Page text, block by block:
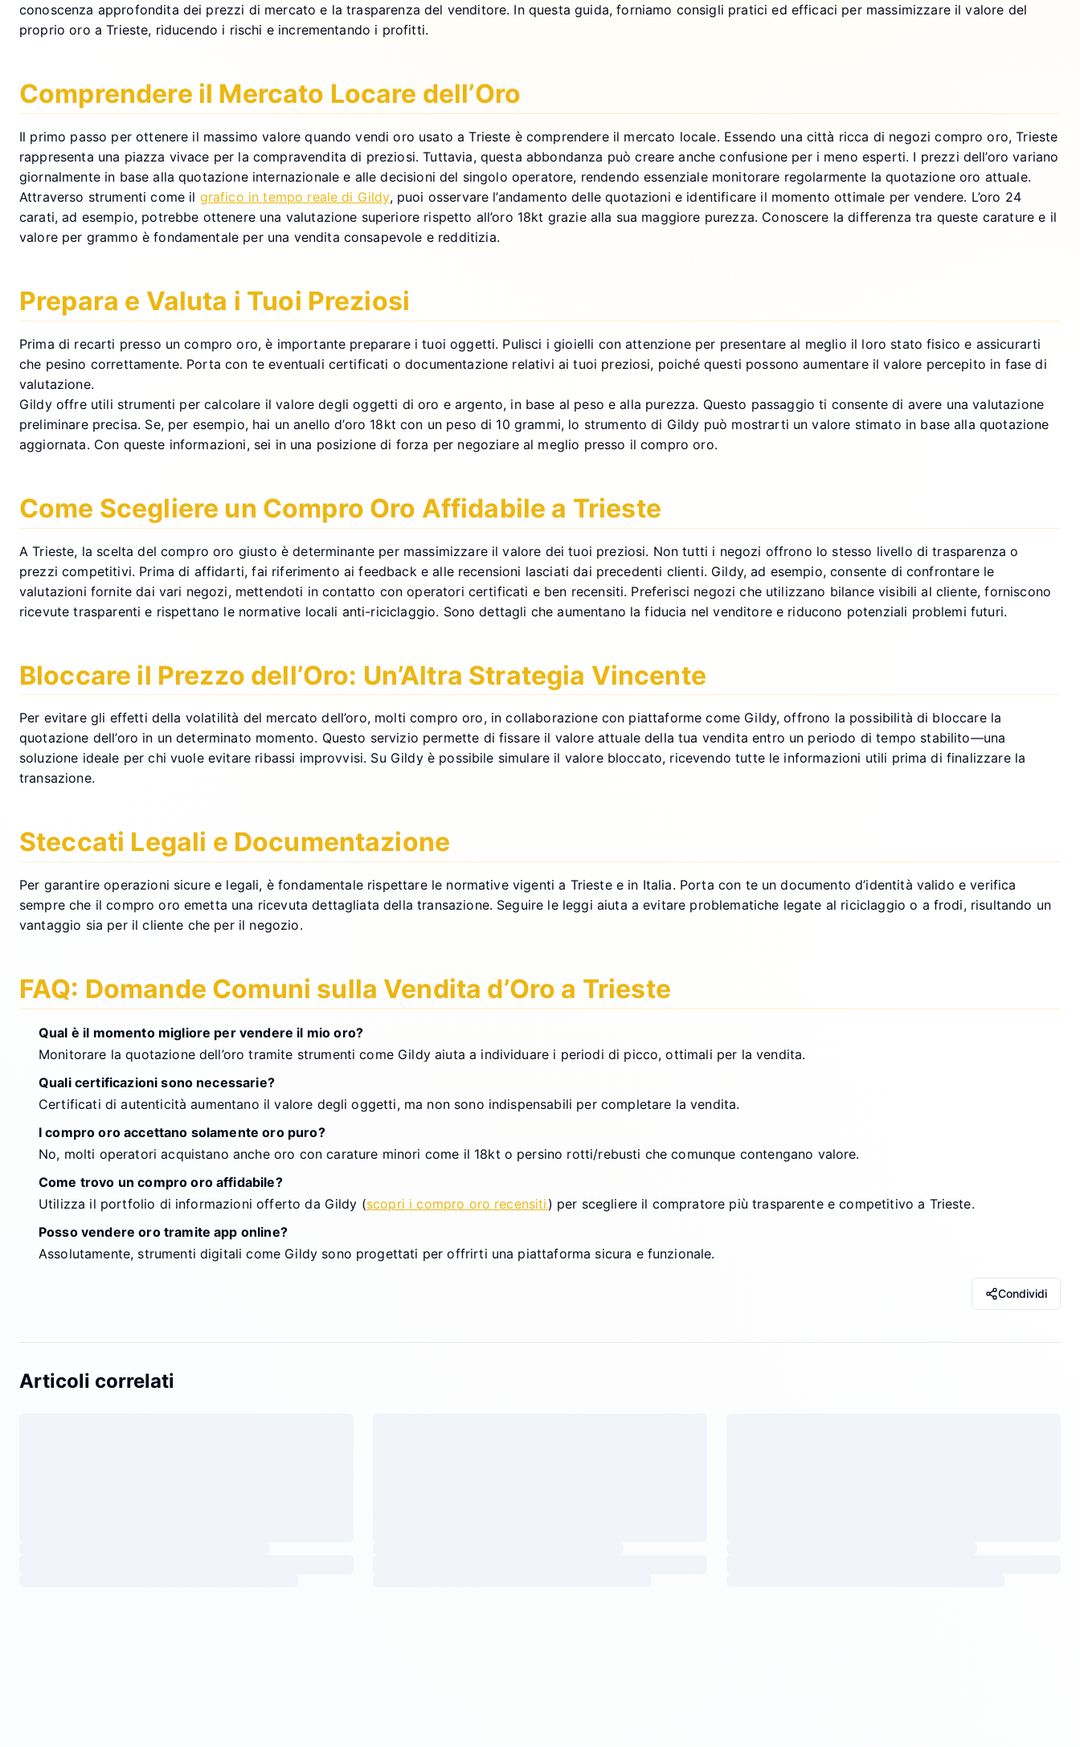
conoscenza approfondita dei prezzi di mercato e la trasparenza del venditore. In questa guida, forniamo consigli pratici ed efficaci per massimizzare il valore del
proprio oro a Trieste, riducendo i rischi e incrementando i profitti.
Comprendere il Mercato Locare dell’Oro
Il primo passo per ottenere il massimo valore quando vendi oro usato a Trieste è comprendere il mercato locale. Essendo una città ricca di negozi compro oro, Trieste
rappresenta una piazza vivace per la compravendita di preziosi. Tuttavia, questa abbondanza può creare anche confusione per i meno esperti. I prezzi dell’oro variano
giornalmente in base alla quotazione internazionale e alle decisioni del singolo operatore, rendendo essenziale monitorare regolarmente la quotazione oro attuale.
Attraverso strumenti come il grafico in tempo reale di Gildy, puoi osservare l’andamento delle quotazioni e identificare il momento ottimale per vendere. L’oro 24
carati, ad esempio, potrebbe ottenere una valutazione superiore rispetto all’oro 18kt grazie alla sua maggiore purezza. Conoscere la differenza tra queste carature e il
valore per grammo è fondamentale per una vendita consapevole e redditizia.
Prepara e Valuta i Tuoi Preziosi
Prima di recarti presso un compro oro, è importante preparare i tuoi oggetti. Pulisci i gioielli con attenzione per presentare al meglio il loro stato fisico e assicurarti
che pesino correttamente. Porta con te eventuali certificati o documentazione relativi ai tuoi preziosi, poiché questi possono aumentare il valore percepito in fase di
valutazione.
Gildy offre utili strumenti per calcolare il valore degli oggetti di oro e argento, in base al peso e alla purezza. Questo passaggio ti consente di avere una valutazione
preliminare precisa. Se, per esempio, hai un anello d’oro 18kt con un peso di 10 grammi, lo strumento di Gildy può mostrarti un valore stimato in base alla quotazione
aggiornata. Con queste informazioni, sei in una posizione di forza per negoziare al meglio presso il compro oro.
Come Scegliere un Compro Oro Affidabile a Trieste
A Trieste, la scelta del compro oro giusto è determinante per massimizzare il valore dei tuoi preziosi. Non tutti i negozi offrono lo stesso livello di trasparenza o
prezzi competitivi. Prima di affidarti, fai riferimento ai feedback e alle recensioni lasciati dai precedenti clienti. Gildy, ad esempio, consente di confrontare le
valutazioni fornite dai vari negozi, mettendoti in contatto con operatori certificati e ben recensiti. Preferisci negozi che utilizzano bilance visibili al cliente, forniscono
ricevute trasparenti e rispettano le normative locali anti-riciclaggio. Sono dettagli che aumentano la fiducia nel venditore e riducono potenziali problemi futuri.
Bloccare il Prezzo dell’Oro: Un’Altra Strategia Vincente
Per evitare gli effetti della volatilità del mercato dell’oro, molti compro oro, in collaborazione con piattaforme come Gildy, offrono la possibilità di bloccare la
quotazione dell’oro in un determinato momento. Questo servizio permette di fissare il valore attuale della tua vendita entro un periodo di tempo stabilito—una
soluzione ideale per chi vuole evitare ribassi improvvisi. Su Gildy è possibile simulare il valore bloccato, ricevendo tutte le informazioni utili prima di finalizzare la
transazione.
Steccati Legali e Documentazione
Per garantire operazioni sicure e legali, è fondamentale rispettare le normative vigenti a Trieste e in Italia. Porta con te un documento d’identità valido e verifica
sempre che il compro oro emetta una ricevuta dettagliata della transazione. Seguire le leggi aiuta a evitare problematiche legate al riciclaggio o a frodi, risultando un
vantaggio sia per il cliente che per il negozio.
FAQ: Domande Comuni sulla Vendita d’Oro a Trieste
Qual è il momento migliore per vendere il mio oro?
Monitorare la quotazione dell’oro tramite strumenti come Gildy aiuta a individuare i periodi di picco, ottimali per la vendita.
Quali certificazioni sono necessarie?
Certificati di autenticità aumentano il valore degli oggetti, ma non sono indispensabili per completare la vendita.
I compro oro accettano solamente oro puro?
No, molti operatori acquistano anche oro con carature minori come il 18kt o persino rotti/rebusti che comunque contengano valore.
Come trovo un compro oro affidabile?
Utilizza il portfolio di informazioni offerto da Gildy (scopri i compro oro recensiti ) per scegliere il compratore più trasparente e competitivo a Trieste.
Posso vendere oro tramite app online?
Assolutamente, strumenti digitali come Gildy sono progettati per offrirti una piattaforma sicura e funzionale.
Condividi